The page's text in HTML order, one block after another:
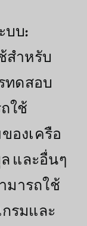
บบ:
สำหรับ
ทดสอบ
ใช้
องเครือ
และอื่นๆ
มารถใช้
รมและ